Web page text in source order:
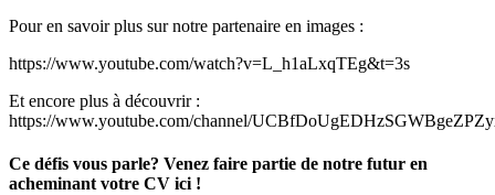
Pour en savoir plus sur notre partenaire en images :
https://www.youtube.com/watch?v=L_h1aLxqTEg&t=3s
Et encore plus à découvrir :
https://www.youtube.com/channel/
Ce défis vous parle? Venez faire partie de notre futur en
acheminant votre CV ici !